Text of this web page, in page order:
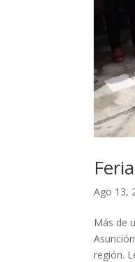
Ago 13,
Más de
región.